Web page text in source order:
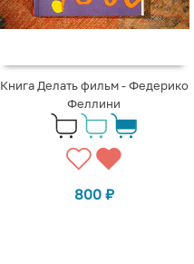
Книга Делать фильм - Федерико
Феллини
800 ₽